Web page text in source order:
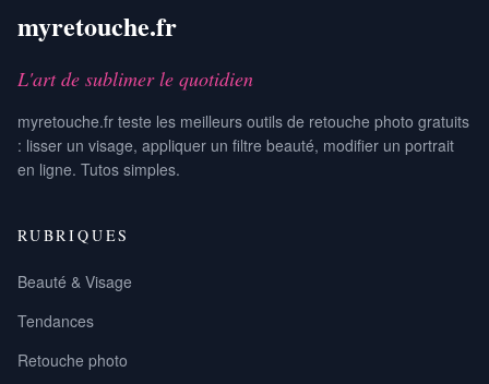
myretouche.fr
L'art de sublimer le quotidien
myretouche.fr teste les meilleurs outils de retouche photo gratuits
: lisser un visage, appliquer un filtre beauté, modifier un portrait
en ligne. Tutos simples.
RUBRIQUES
Beauté & Visage
Tendances
Retouche photo